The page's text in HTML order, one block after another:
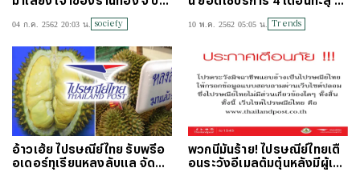
04 ก.ค. 2562 20:03 น. society 10 พ.ค. 2562 05:05 น. Trends
อ้าวเฮ้ย ไปรษณีย์ไทย รับพรีอ
อเดอร์ทุเรียนหลงลับแล จัดส่ง
พวกนี้มันร้าย! ไปรษณีย์ไทยเตื
อนระวังอีเมลต้มตุ๋นหลังมีผู้เสี